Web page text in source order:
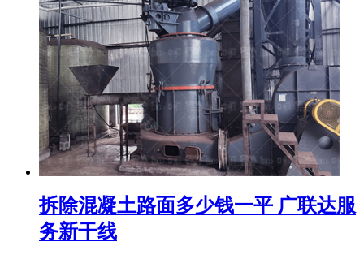
拆除混凝土路面多少钱一平 广联达服
务新干线